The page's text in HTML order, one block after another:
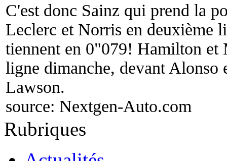
C'est donc Sainz qui prend la
Leclerc et Norris en deuxième
tiennent en 0"079! Hamilton et
ligne dimanche, devant Alonso
Lawson.
source: Nextgen-Auto.com
Rubriques